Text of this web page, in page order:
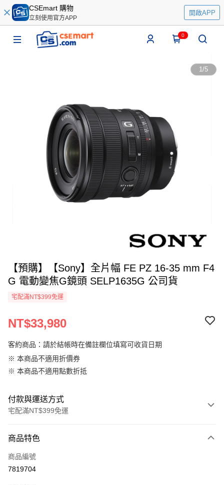
CSEmart 購物
立刻使用官方APP
開啟APP
0
1/5
【預購】【Sony】全片幅 FE PZ 16-35 mm F4
G 電動變焦G鏡頭 SELP1635G 公司貨
宅配滿NT$399免運
NT$33,980
客約商品：請於結帳時在備註欄位填寫可收貨日期
※ 本商品不適用折價券
※ 本商品不適用點數折抵
付款與運送方式
宅配滿NT$399免運
信用卡一次付款
信用卡分期付款
商品特色
商品編號
7819704